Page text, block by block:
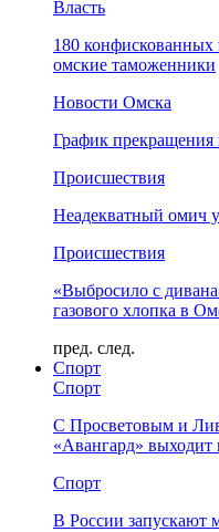
Власть
180
омские таможенники
Новости Омска
График прекращения
Происшествия
Неадекватный омич
Происшествия
«Выбросило с
газового хлопка в
пред. след.
Спорт
Спорт
С Просветовым и
«Авангард»
Спорт
В России запускают